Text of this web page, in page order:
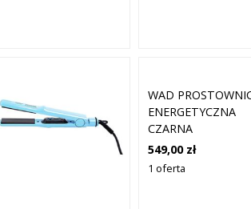
WAD
ENERGETYCZNA
CZARNA
549,00 zł
1 oferta